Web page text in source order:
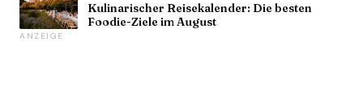
Kulinarischer Reisekalender: Die besten
Foodie-Ziele im August
ANZEIGE